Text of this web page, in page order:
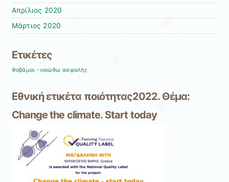
Απρίλιος 2020
Μάρτιος 2020
Ετικέτες
Φοβάμαι -νοιώθω ασφαλής
Εθνική ετικέτα ποιότητας2022. Θέμα:
Change the climate. Start today